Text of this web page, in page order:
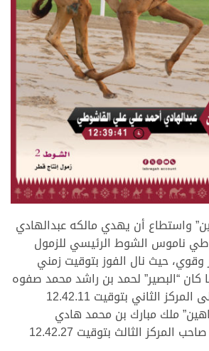
واستطاع أن يهدي مالكه عبدالهادي
ناموس الشوط الرئيسي للزمول
وقوي، حيث نال الفوز بتوقيت زمني
فيما كان “البصير” لحمد بن راشد محمد صفوه
المري، هو الحاصل على المركز الثاني بتوقيت 12.42.11
ملك مبارك بن محمد هادي
الجربوعي المري، هو صاحب المركز الثالث بتوقيت 12.42.27